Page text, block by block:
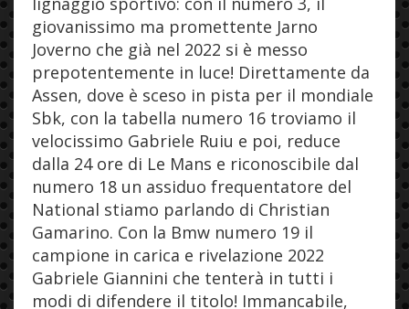
giovanissimo ma promettente Jarno
Joverno che già nel 2022 si è messo
prepotentemente in luce! Direttamente da
Assen, dove è sceso in pista per il mondiale
Sbk, con la tabella numero 16 troviamo il
velocissimo Gabriele Ruiu e poi, reduce
dalla 24 ore di Le Mans e riconoscibile dal
numero 18 un assiduo frequentatore del
National stiamo parlando di Christian
Gamarino. Con la Bmw numero 19 il
campione in carica e rivelazione 2022
Gabriele Giannini che tenterà in tutti i
modi di difendere il titolo! Immancabile,